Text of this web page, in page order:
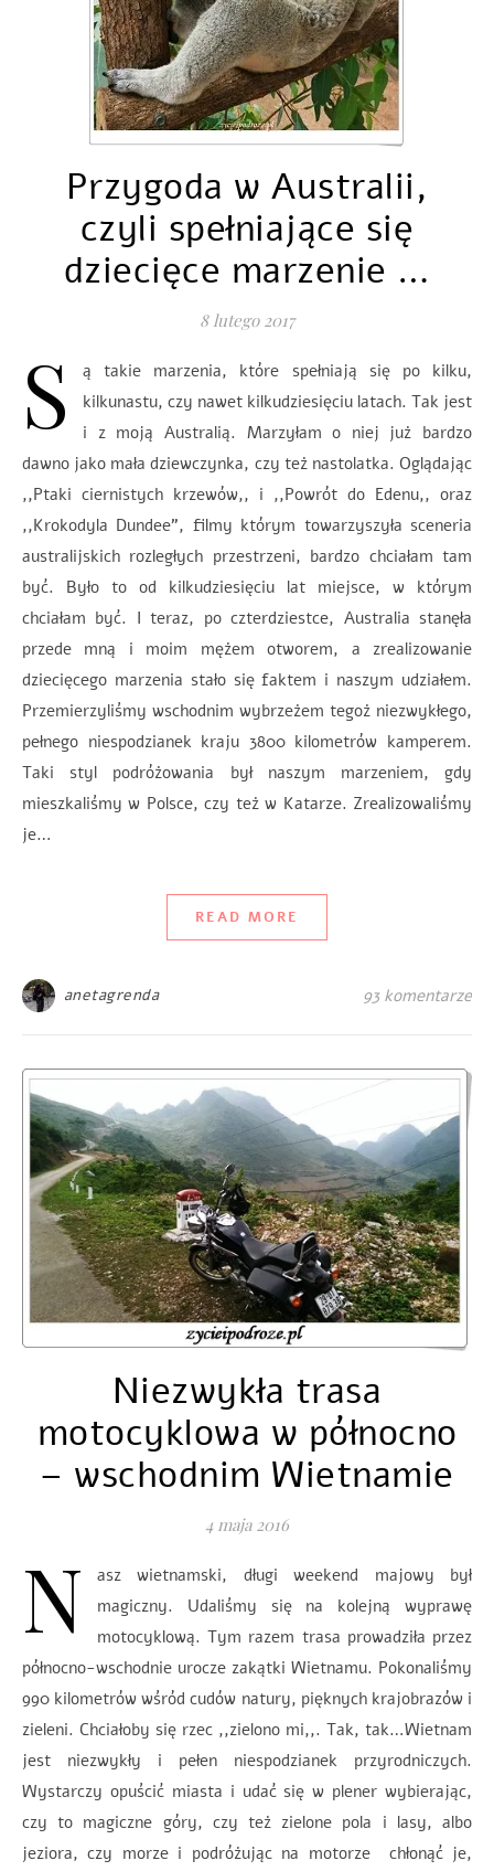
Przygoda w Australii,
czyli spełniające się
dziecięce marzenie …
8 lutego 2017
S
ą takie marzenia, które spełniają się po kilku,
kilkunastu, czy nawet kilkudziesięciu latach. Tak jest
i z moją Australią. Marzyłam o niej już bardzo
dawno jako mała dziewczynka, czy też nastolatka. Oglądając
,,Ptaki ciernistych krzewów,, i ,,Powrót do Edenu,, oraz
,,Krokodyla Dundee”, filmy którym towarzyszyła sceneria
australijskich rozległych przestrzeni, bardzo chciałam tam
być. Było to od kilkudziesięciu lat miejsce, w którym
chciałam być. I teraz, po czterdziestce, Australia stanęła
przede mną i moim mężem otworem, a zrealizowanie
dziecięcego marzenia stało się faktem i naszym udziałem.
Przemierzyliśmy wschodnim wybrzeżem tegoż niezwykłego,
pełnego niespodzianek kraju 3800 kilometrów kamperem.
Taki styl podróżowania był naszym marzeniem, gdy
mieszkaliśmy w Polsce, czy też w Katarze. Zrealizowaliśmy
je…
READ MORE
anetagrenda 93 komentarze
Niezwykła trasa
motocyklowa w północno
– wschodnim Wietnamie
4 maja 2016
N
asz wietnamski, długi weekend majowy był
magiczny. Udaliśmy się na kolejną wyprawę
motocyklową. Tym razem trasa prowadziła przez
północno-wschodnie urocze zakątki Wietnamu. Pokonaliśmy
990 kilometrów wśród cudów natury, pięknych krajobrazów i
zieleni. Chciałoby się rzec ,,zielono mi,,. Tak, tak…Wietnam
jest niezwykły i pełen niespodzianek przyrodniczych.
Wystarczy opuścić miasta i udać się w plener wybierając,
czy to magiczne góry, czy też zielone pola i lasy, albo
jeziora, czy morze i podróżując na motorze chłonąć je,